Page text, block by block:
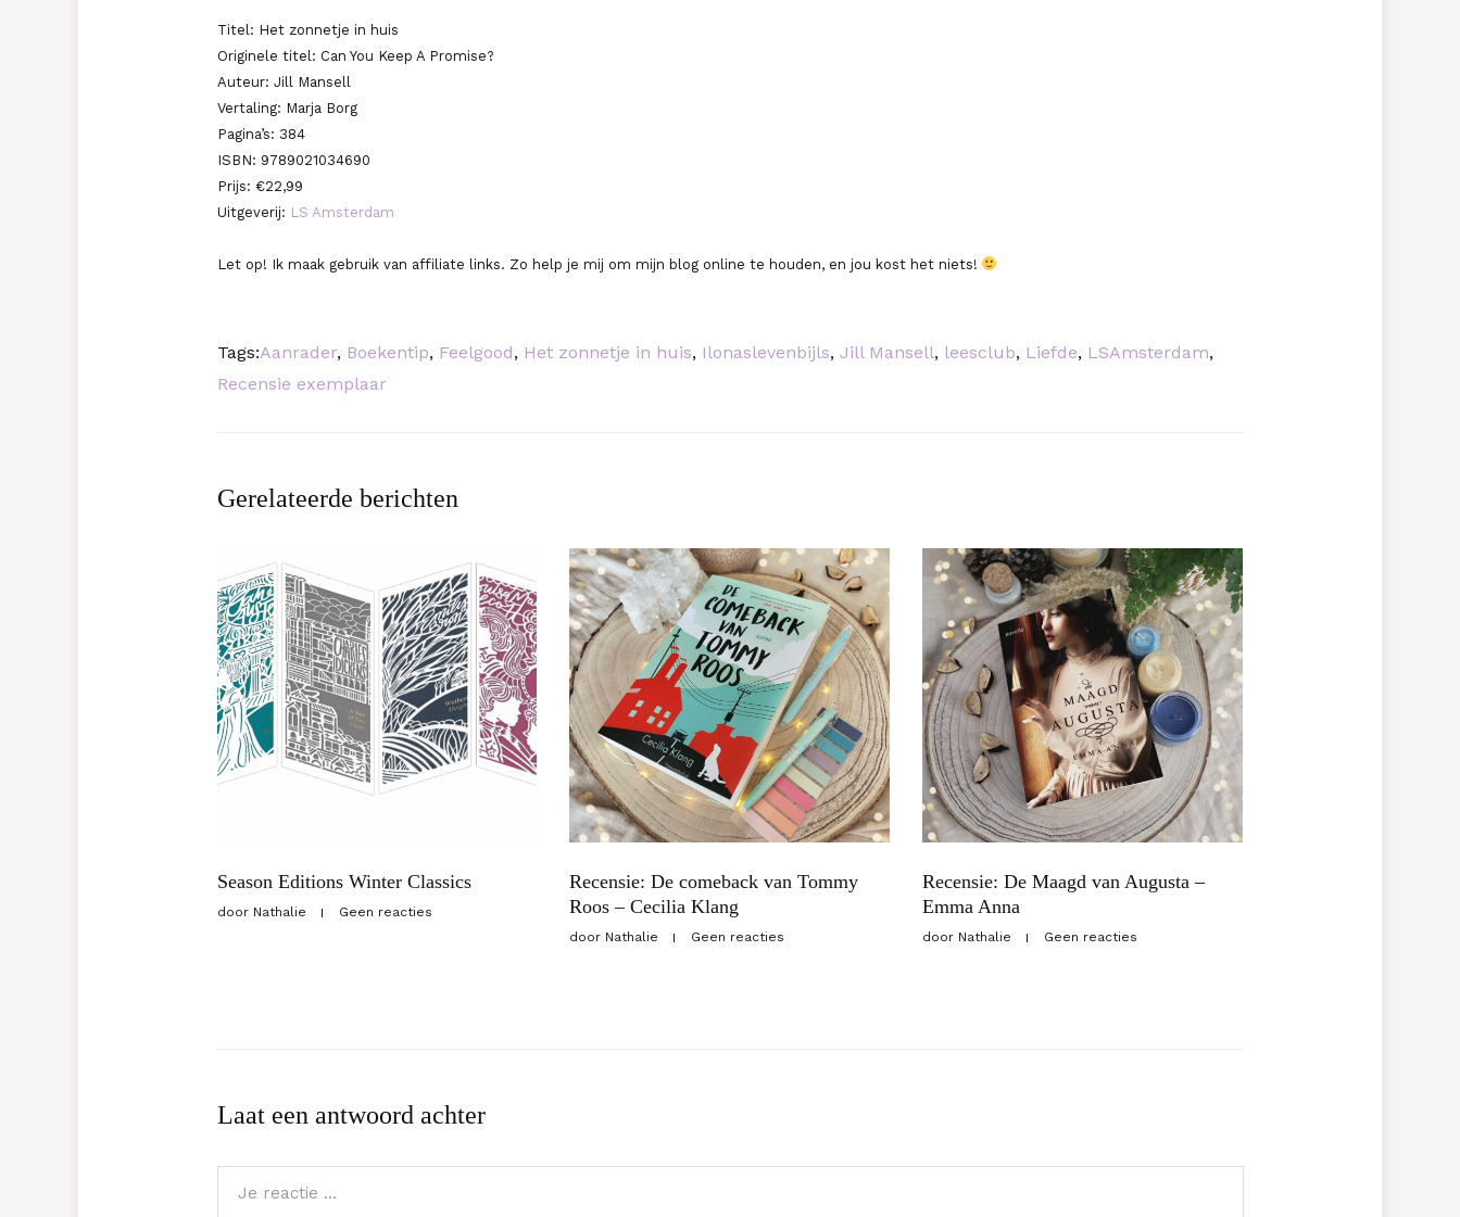
Titel: Het zonnetje in huis
Originele titel: Can You Keep A Promise?
Auteur: Jill Mansell
Vertaling: Marja Borg
Pagina’s: 384
ISBN: 9789021034690
Prijs: €22,99
Uitgeverij: LS Amsterdam
Let op! Ik maak gebruik van affiliate links. Zo help je mij om mijn blog online te houden, en jou kost het niets!
Tags:Aanrader, Boekentip, Feelgood, Het zonnetje in huis, Ilonaslevenbijls, Jill Mansell, leesclub, Liefde, LSAmsterdam,
Recensie exemplaar
Gerelateerde berichten
Season Editions Winter Classics
doorNathalie Geen reacties
Recensie: De comeback van Tommy
Roos – Cecilia Klang
door Nathalie Geen reacties
Recensie: De Maagd van Augusta –
Emma Anna
door Nathalie Geen reacties
Laat een antwoord achter